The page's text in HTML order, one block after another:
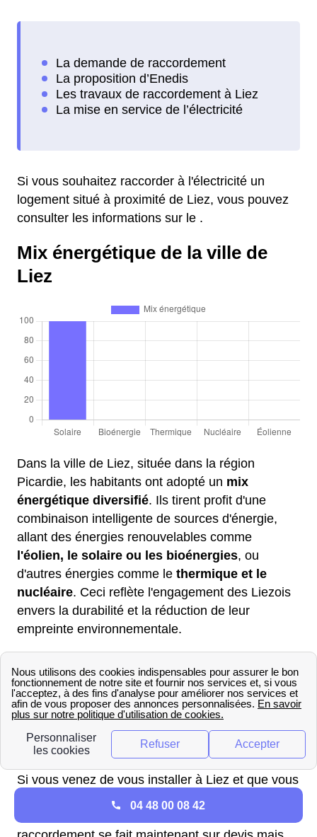
Si vous souhaitez raccorder à l'électricité un
logement situé à proximité de Liez, vous pouvez
consulter les informations sur le .
Mix énergétique de la ville de
Liez
Dans la ville de Liez, située dans la région
Picardie, les habitants ont adopté un mix
énergétique diversifié. Ils tirent profit d'une
combinaison intelligente de sources d'énergie,
allant des énergies renouvelables comme
l'éolien, le solaire ou les bioénergies, ou
d'autres énergies comme le thermique et le
nucléaire. Ceci reflète l'engagement des Liezois
envers la durabilité et la réduction de leur
empreinte environnementale.
Quels sont les tarifs d'Enedis
Liez ?
Le raccordement à l'électricité
par Enedis à Liez
Si vous venez de vous installer à Liez et que vous
souhaiter faire raccorder votre domicile, vous
04 48 00 08 42